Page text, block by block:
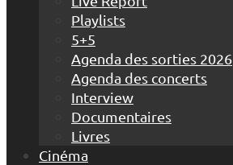
Playlists
5+5
Agenda des sorties 2026
Agenda des concerts
Interview
Documentaires
Livres
Cinéma